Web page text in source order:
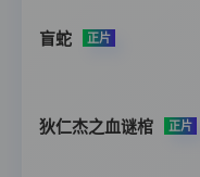
盲蛇 正片
狄仁杰之血谜棺 正片